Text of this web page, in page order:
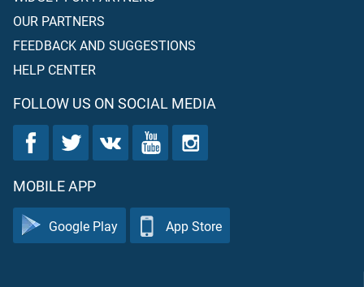
OUR PARTNERS
FEEDBACK AND SUGGESTIONS
HELP CENTER
FOLLOW US ON SOCIAL MEDIA
MOBILE APP
Google Play App Store